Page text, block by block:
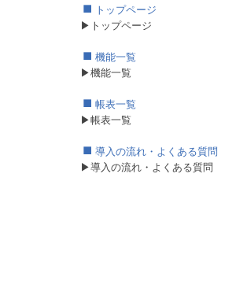
トップページ
▶トップページ
機能一覧
▶機能一覧
帳表一覧
▶帳表一覧
導入の流れ・よくある質問
▶導入の流れ・よくある質問